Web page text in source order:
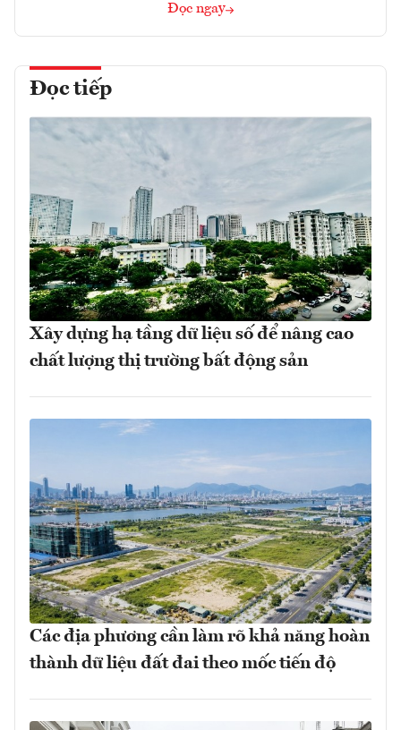
Đọc ngay
Đọc tiếp
Xây dựng hạ tầng dữ liệu số để nâng cao
chất lượng thị trường bất động sản
Các địa phương cần làm rõ khả năng hoàn
thành dữ liệu đất đai theo mốc tiến độ